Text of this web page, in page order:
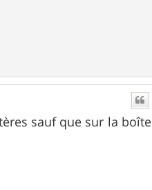
sauf que sur la boîte